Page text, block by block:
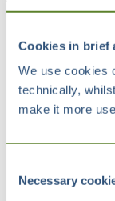
Cookies in brief
We use cookies
technically,
make it more
Selection
Necessary